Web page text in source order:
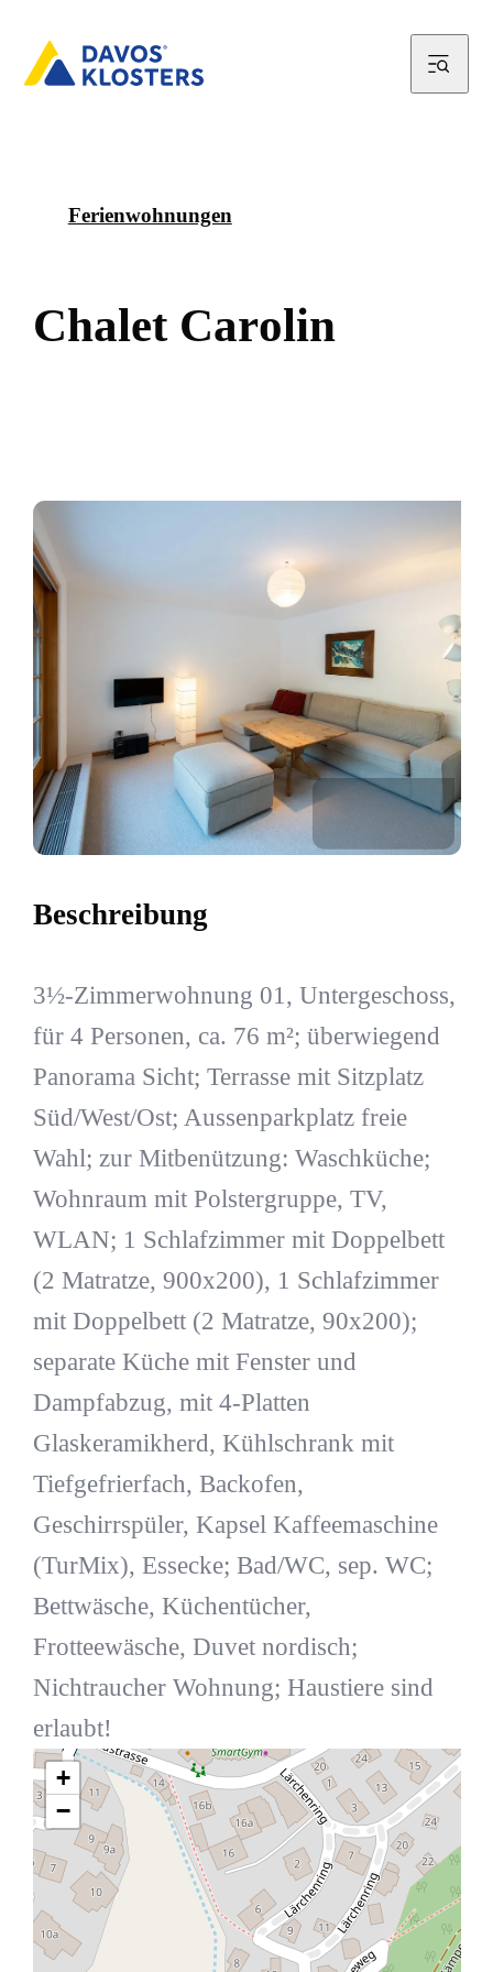
Ferienwohnungen
Chalet Carolin
Beschreibung
3½-Zimmerwohnung 01, Untergeschoss,
für 4 Personen, ca. 76 m²; überwiegend
Panorama Sicht; Terrasse mit Sitzplatz
Süd/West/Ost; Aussenparkplatz freie
Wahl; zur Mitbenützung: Waschküche;
Wohnraum mit Polstergruppe, TV,
WLAN; 1 Schlafzimmer mit Doppelbett
(2 Matratze, 900x200), 1 Schlafzimmer
mit Doppelbett (2 Matratze, 90x200);
separate Küche mit Fenster und
Dampfabzug, mit 4-Platten
Glaskeramikherd, Kühlschrank mit
Tiefgefrierfach, Backofen,
Geschirrspüler, Kapsel Kaffeemaschine
(TurMix), Essecke; Bad/WC, sep. WC;
Bettwäsche, Küchentücher,
Frotteewäsche, Duvet nordisch;
Nichtraucher Wohnung; Haustiere sind
erlaubt!
+
−